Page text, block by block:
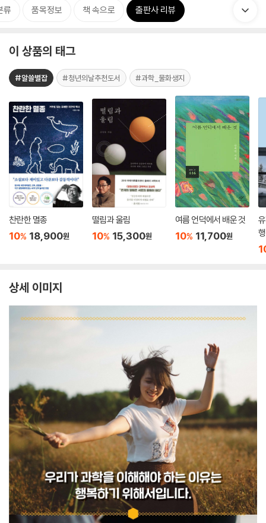
류 품목정보 책 속으로 출판사 리뷰
이 상품의 태그
#알쓸별잡 #청년의날추천도서 #과학_물화생지
찬란한 멸종
10% 18,900원
떨림과 울림
10% 15,300원
여름 언덕에서 배운 것
10% 11,700원
행
상세 이미지